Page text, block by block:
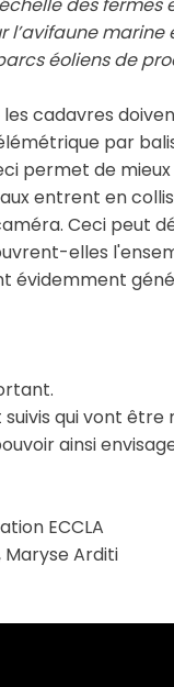
l’avifaune
éoliens de
cadavres
par
permet de
entrent en
Ceci peut
elles
évidemment
suivis qui vont
ainsi
ECCLA
Maryse Arditi